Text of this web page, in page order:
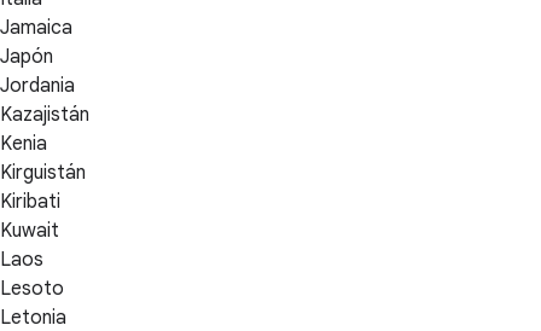
Jamaica
Japón
Jordania
Kazajistán
Kenia
Kirguistán
Kiribati
Kuwait
Laos
Lesoto
Letonia